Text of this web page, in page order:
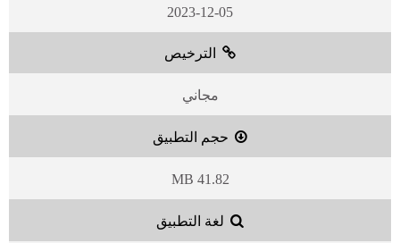
2023-12-05
الترخيص
مجاني
حجم التطبيق
41.82 MB
لغة التطبيق